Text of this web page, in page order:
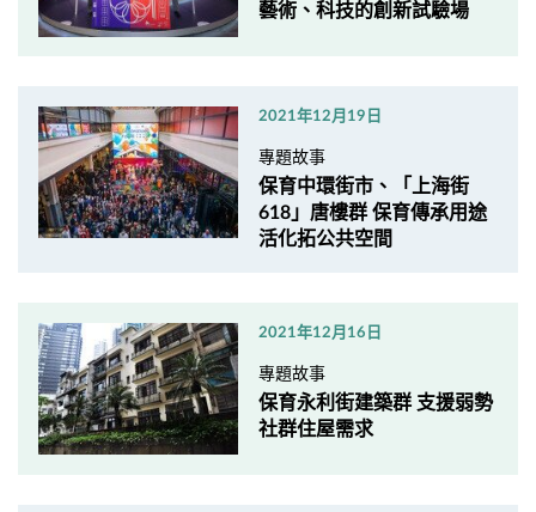
藝術、科技的創新試驗場
2021年12月19日
專題故事
保育中環街市、「上海街
618」唐樓群 保育傳承用途
活化拓公共空間
2021年12月16日
專題故事
保育永利街建築群 支援弱勢
社群住屋需求